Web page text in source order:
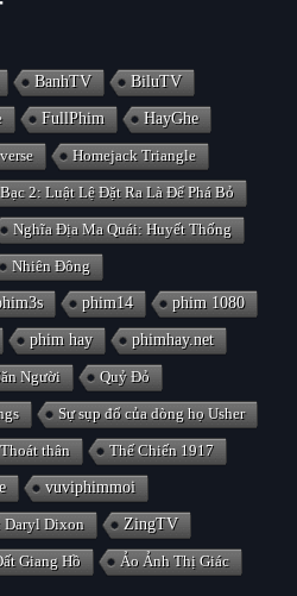
BanhTV BiluTV
FullPhim HayGhe
Homejack Triangle
2: Luật Lệ Đặt Ra Là Để Phá Bỏ
Nghĩa Địa Ma Quái: Huyết Thống
Nhiên Đông
phim14 phim 1080
phim hay phimhay.net
Người Quỷ Đỏ
Sự sụp đổ của dòng họ Usher
Thoát thân Thế Chiến 1917
vuviphimmoi
Daryl Dixon ZingTV
Giang Hồ Ảo Ảnh Thị Giác